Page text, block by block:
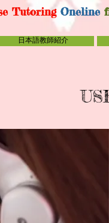
Tutoring Oneline
日本語教師紹介